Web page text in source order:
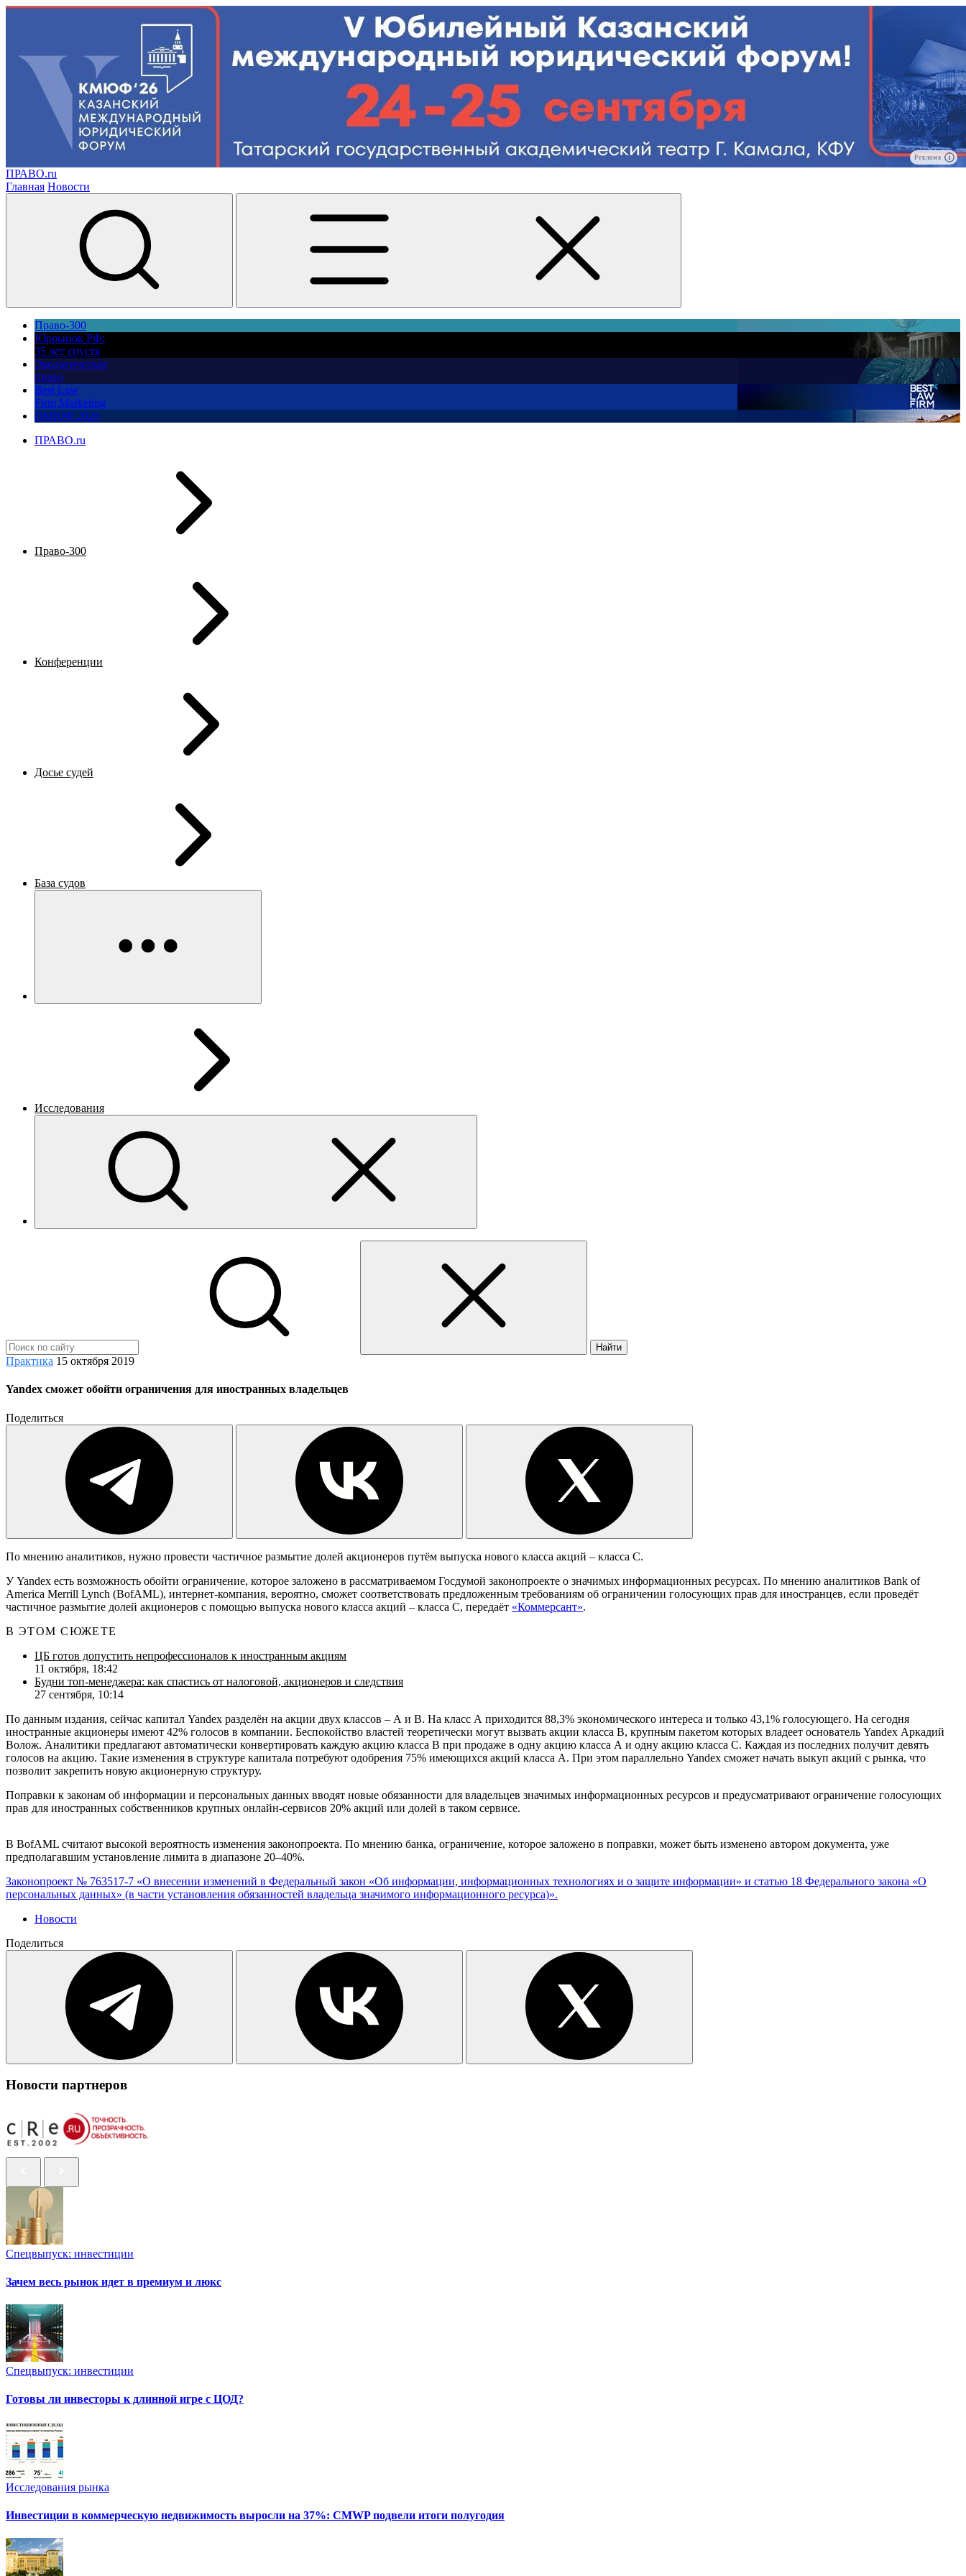
Реклама
ПРАВО.ru
Главная Новости
Право-300
Юррынок РФ:
35 лет спустя
Экологическое
право
Best Law
Firm Marketing
ПМЮФ 2026
ПРАВО.ru
Право-300
Конференции
Досье судей
База судов
Исследования
Найти
Практика 15 октября 2019
Yandex сможет обойти ограничения для иностранных владельцев
Поделиться
По мнению аналитиков, нужно провести частичное размытие долей акционеров путём выпуска нового класса акций – класса C.
У Yandex есть возможность обойти ограничение, которое заложено в рассматриваемом Госдумой законопроекте о значимых информационных ресурсах. По мнению аналитиков Bank of
America Merrill Lynch (BofAML), интернет-компания, вероятно, сможет соответствовать предложенным требованиям об ограничении голосующих прав для иностранцев, если проведёт
частичное размытие долей акционеров с помощью выпуска нового класса акций – класса С, передаёт «Коммерсант».
В ЭТОМ СЮЖЕТЕ
ЦБ готов допустить непрофессионалов к иностранным акциям
11 октября, 18:42
Будни топ-менеджера: как спастись от налоговой, акционеров и следствия
27 сентября, 10:14
По данным издания, сейчас капитал Yandex разделён на акции двух классов – А и В. На класс А приходится 88,3% экономического интереса и только 43,1% голосующего. На сегодня
иностранные акционеры имеют 42% голосов в компании. Беспокойство властей теоретически могут вызвать акции класса В, крупным пакетом которых владеет основатель Yandex Аркадий
Волож. Аналитики предлагают автоматически конвертировать каждую акцию класса B при продаже в одну акцию класса А и одну акцию класса C. Каждая из последних получит девять
голосов на акцию. Такие изменения в структуре капитала потребуют одобрения 75% имеющихся акций класса А. При этом параллельно Yandex сможет начать выкуп акций с рынка, что
позволит закрепить новую акционерную структуру.
Поправки к законам об информации и персональных данных вводят новые обязанности для владельцев значимых информационных ресурсов и предусматривают ограничение голосующих
прав для иностранных собственников крупных онлайн-сервисов 20% акций или долей в таком сервисе.
В BofAML считают высокой вероятность изменения законопроекта. По мнению банка, ограничение, которое заложено в поправки, может быть изменено автором документа, уже
предполагавшим установление лимита в диапазоне 20–40%.
Законопроект № 763517-7 «О внесении изменений в Федеральный закон «Об информации, информационных технологиях и о защите информации» и статью 18 Федерального закона «О
персональных данных» (в части установления обязанностей владельца значимого информационного ресурса)».
Новости
Поделиться
Новости партнеров
Спецвыпуск: инвестиции
Зачем весь рынок идет в премиум и люкс
Спецвыпуск: инвестиции
Готовы ли инвесторы к длинной игре с ЦОД?
Исследования рынка
Инвестиции в коммерческую недвижимость выросли на 37%: CMWP подвели итоги полугодия